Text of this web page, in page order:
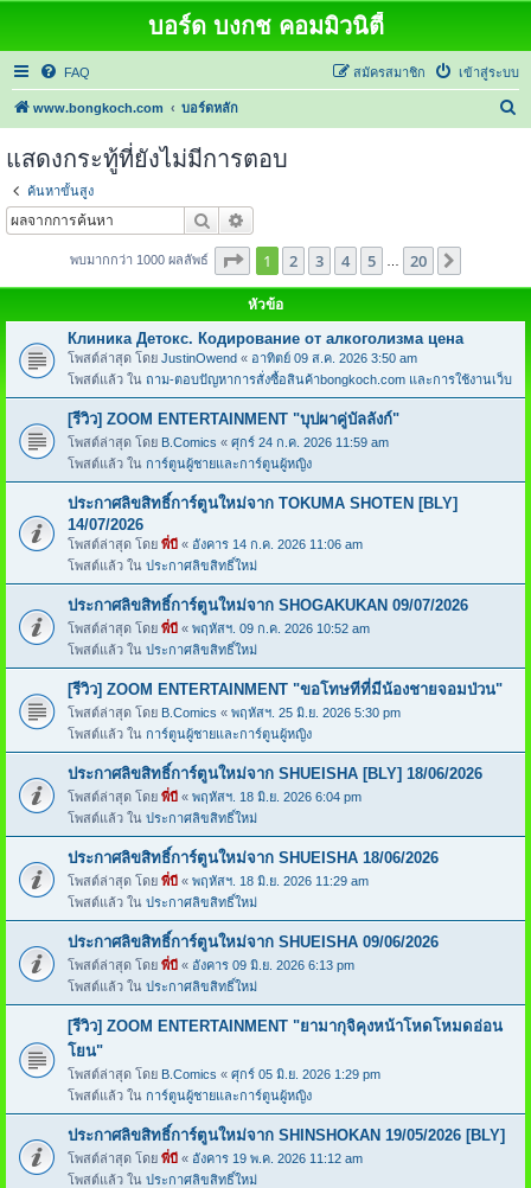
บอร์ด บงกช คอมมิวนิตี้
FAQ เข้าสู่ระบบ
สมัครสมาชิก
www.bongkoch.com บอร์ดหลัก
แสดงกระทู้ที่ยังไม่มีการตอบ
ค้นหาขั้นสูง
ค้นหา
พบมากกว่า 1000 ผลลัพธ์ หน้า จากทั้งหมด 20
1 2 3 4 5 20
หัวข้อ
Клиника Детокс. Кодирование от алкоголизма цена
โพสต์ล่าสุด โดย JustinOwend « อาทิตย์ 09 ส.ค. 2026 3:50 am
โพสต์แล้ว ใน ถาม-ตอบปัญหาการสั่งซื้อสินค้าbongkoch.com และการใช้งานเว็บ
[รีวิว] ZOOM ENTERTAINMENT "บุปผาคู่บัลลังก์"
โพสต์ล่าสุด โดย B.Comics « ศุกร์ 24 ก.ค. 2026 11:59 am
โพสต์แล้ว ใน การ์ตูนผู้ชายและการ์ตูนผู้หญิง
ประกาศลิขสิทธิ์การ์ตูนใหม่จาก TOKUMA SHOTEN [BLY]
14/07/2026
โพสต์ล่าสุด โดย พี่บี « อังคาร 14 ก.ค. 2026 11:06 am
โพสต์แล้ว ใน ประกาศลิขสิทธิ์ใหม่
ประกาศลิขสิทธิ์การ์ตูนใหม่จาก SHOGAKUKAN 09/07/2026
โพสต์ล่าสุด โดย พี่บี « พฤหัสฯ. 09 ก.ค. 2026 10:52 am
โพสต์แล้ว ใน ประกาศลิขสิทธิ์ใหม่
[รีวิว] ZOOM ENTERTAINMENT "ขอโทษทีที่มีน้องชายจอมป่วน"
โพสต์ล่าสุด โดย B.Comics « พฤหัสฯ. 25 มิ.ย. 2026 5:30 pm
โพสต์แล้ว ใน การ์ตูนผู้ชายและการ์ตูนผู้หญิง
ประกาศลิขสิทธิ์การ์ตูนใหม่จาก SHUEISHA [BLY] 18/06/2026
โพสต์ล่าสุด โดย พี่บี « พฤหัสฯ. 18 มิ.ย. 2026 6:04 pm
โพสต์แล้ว ใน ประกาศลิขสิทธิ์ใหม่
ประกาศลิขสิทธิ์การ์ตูนใหม่จาก SHUEISHA 18/06/2026
โพสต์ล่าสุด โดย พี่บี « พฤหัสฯ. 18 มิ.ย. 2026 11:29 am
โพสต์แล้ว ใน ประกาศลิขสิทธิ์ใหม่
ประกาศลิขสิทธิ์การ์ตูนใหม่จาก SHUEISHA 09/06/2026
โพสต์ล่าสุด โดย พี่บี « อังคาร 09 มิ.ย. 2026 6:13 pm
โพสต์แล้ว ใน ประกาศลิขสิทธิ์ใหม่
[รีวิว] ZOOM ENTERTAINMENT "ยามากุจิคุงหน้าโหดโหมดอ่อน
โยน"
โพสต์ล่าสุด โดย B.Comics « ศุกร์ 05 มิ.ย. 2026 1:29 pm
โพสต์แล้ว ใน การ์ตูนผู้ชายและการ์ตูนผู้หญิง
ประกาศลิขสิทธิ์การ์ตูนใหม่จาก SHINSHOKAN 19/05/2026 [BLY]
โพสต์ล่าสุด โดย พี่บี « อังคาร 19 พ.ค. 2026 11:12 am
โพสต์แล้ว ใน ประกาศลิขสิทธิ์ใหม่